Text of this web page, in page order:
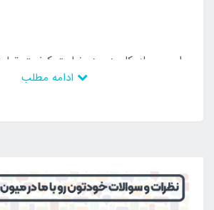
این وسیله کاربردی در نهایت کیفیت
بدنه ای مقاوم تشکیل شده است که می
انتخاب می شود و می توان از داشتن آن
و تفریحات مهیج آبی را کسب کرد. این